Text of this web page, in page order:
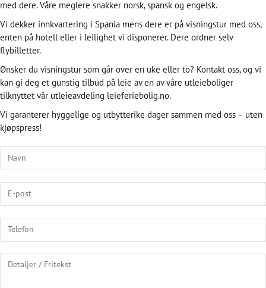
med dere. Våre meglere snakker norsk, spansk og engelsk.
Vi dekker innkvartering i Spania mens dere er på visningstur med oss,
enten på hotell eller i leilighet vi disponerer. Dere ordner selv
flybilletter.
Ønsker du visningstur som går over en uke eller to? Kontakt oss, og vi
kan gi deg et gunstig tilbud på leie av en av våre utleieboliger
tilknyttet vår utleieavdeling leieferiebolig.no.
Vi garanterer hyggelige og utbytterike dager sammen med oss – uten
kjøpspress!